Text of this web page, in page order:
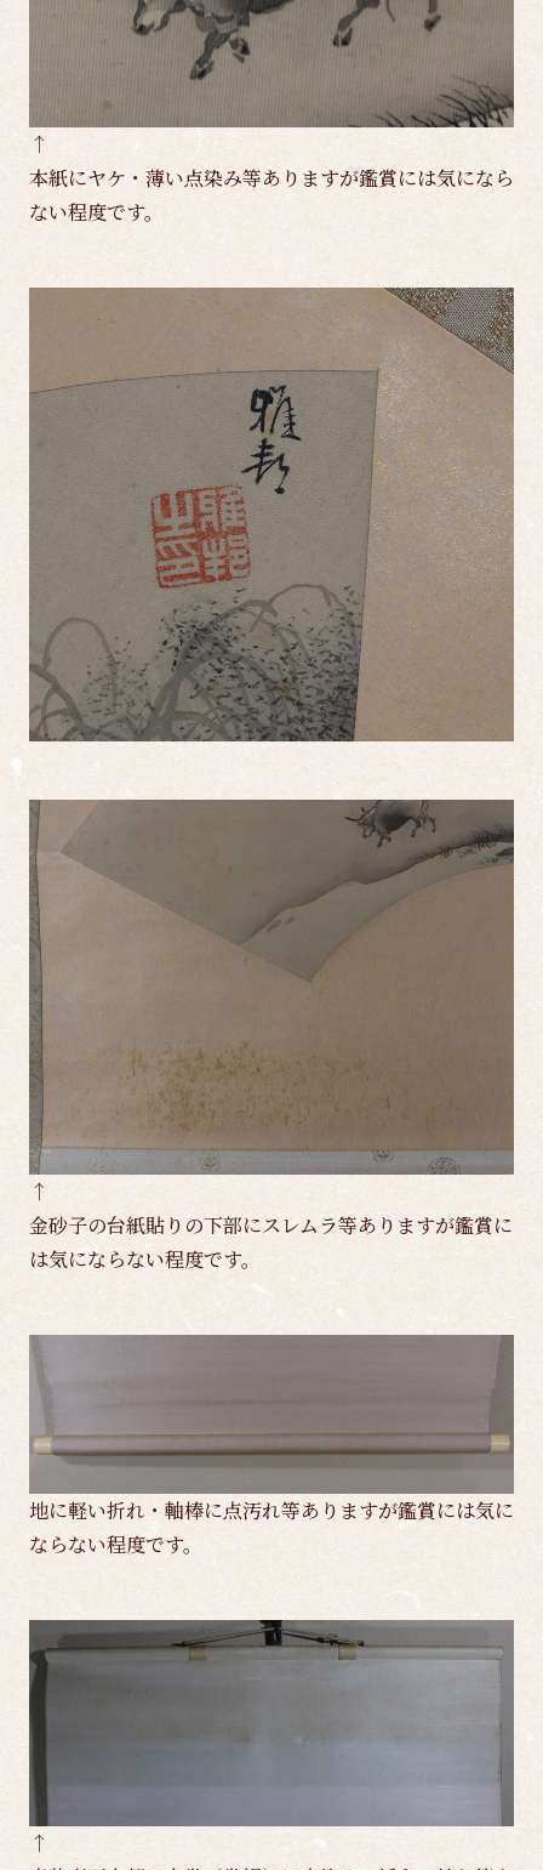
↑
本紙にヤケ・薄い点染み等ありますが鑑賞には気になら
ない程度です。
↑
金砂子の台紙貼りの下部にスレムラ等ありますが鑑賞に
は気にならない程度です。
地に軽い折れ・軸棒に点汚れ等ありますが鑑賞には気に
ならない程度です。
↑